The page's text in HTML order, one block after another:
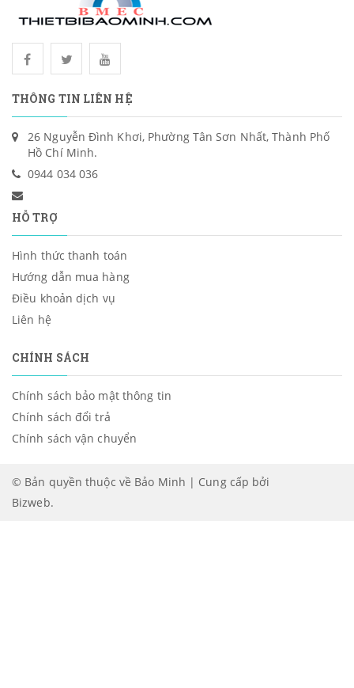
THÔNG TIN LIÊN HỆ
26 Nguyễn Đình Khơi, Phường Tân Sơn Nhất, Thành Phố
Hồ Chí Minh.
0944 034 036
HỖ TRỢ
Hình thức thanh toán
Hướng dẫn mua hàng
Điều khoản dịch vụ
Liên hệ
CHÍNH SÁCH
Chính sách bảo mật thông tin
Chính sách đổi trả
Chính sách vận chuyển
© Bản quyền thuộc về Bảo Minh | Cung cấp bởi
Bizweb.